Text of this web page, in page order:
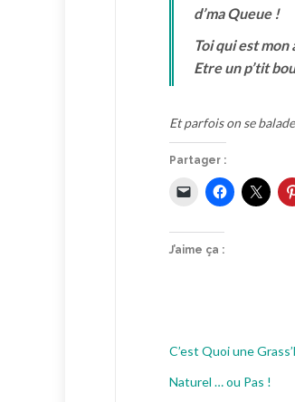
d’ma Queue !
Toi qui est
Etre un p’tit
Et parfois on se
Partager :
J’aime ça :
C’est Quoi une
Naturel … ou Pas !